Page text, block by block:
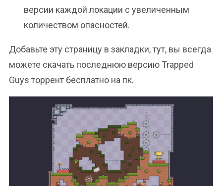
версии каждой локации с увеличенным
количеством опасностей.
Добавьте эту страницу в закладки, тут, вы всегда
можете скачать последнюю версию Trapped
Guys торрент бесплатно на пк.